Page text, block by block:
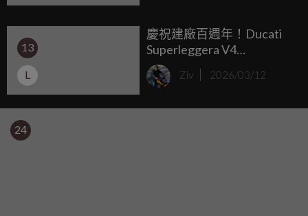
13
L
慶祝建廠百週年！Ducati
Superleggera V4
Centenario 預告月底正式
登場
Ziv 2026/03/12
24